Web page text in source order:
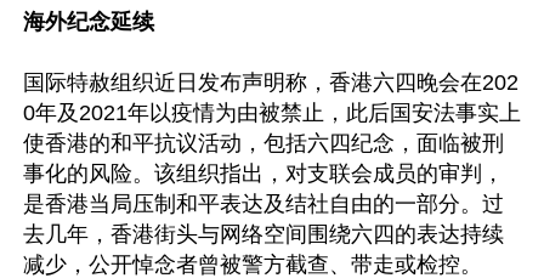
海外纪念延续
国际特赦组织近日发布声明称，香港六四晚会在202
0年及2021年以疫情为由被禁止，此后国安法事实上
使香港的和平抗议活动，包括六四纪念，面临被刑
事化的风险。该组织指出，对支联会成员的审判，
是香港当局压制和平表达及结社自由的一部分。过
去几年，香港街头与网络空间围绕六四的表达持续
减少，公开悼念者曾被警方截查、带走或检控。